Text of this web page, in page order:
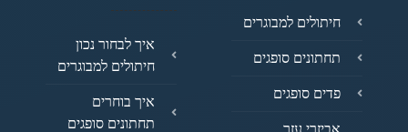
חיתולים למבוגרים
תחתונים סופגים
פדים סופגים
איך לבחור נכון
חיתולים למבוגרים
איך בוחרים
תחתונים סופגים